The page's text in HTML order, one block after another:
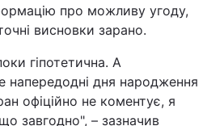
Інциденти
Погода
про можливу угоду,
висновки зарано.
гіпотетична. А
дня народження
офіційно не коментує, я
завгодно", – зазначив